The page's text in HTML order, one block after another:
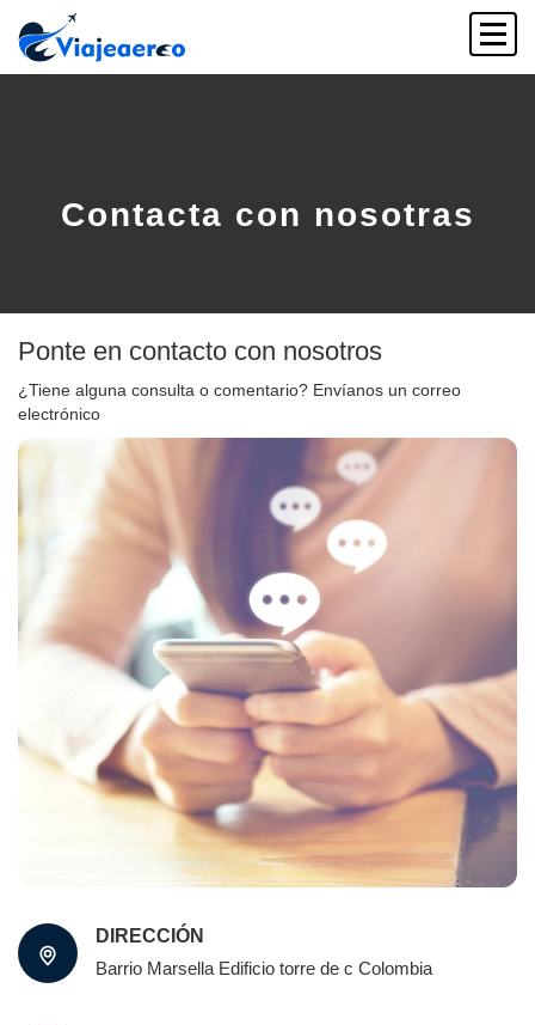
Contacta con nosotras
Ponte en contacto con nosotros
¿Tiene alguna consulta o comentario? Envíanos un correo
electrónico
DIRECCIÓN
Barrio Marsella Edificio torre de c Colombia